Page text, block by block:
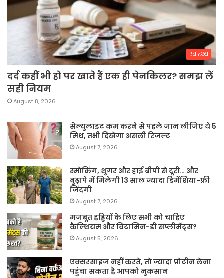
स्वास्थ्य
दर्द कहीं भी हो पर खाते हैं एक ही पेनकिलर? समझ लें
सही नियम
August 8, 2026
सेल्युलाइट कम करने से पहले जान लीजिए ये 5
मिथ, तभी दिखेगा असली रिजल्ट
August 7, 2026
स्मोकिंग, शुगर और हाई बीपी से दूरी… और
बुढ़ापे में मिलेगी 13 साल ज्यादा डिमेंशिया-फ्री
जिंदगी
August 7, 2026
मजबूत हड्डियों के लिए सभी को चाहिए
कैल्शियम और विटामिन-डी सप्लीमेंट्स?
August 5, 2026
एक्सरसाइज नहीं करते, तो ज्यादा प्रोटीन लेना
पहुंचा सकता है आपको नुकसान